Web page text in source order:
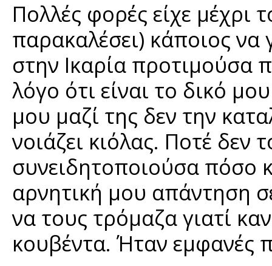
Πολλές φορές είχε μέχρι
παρακαλέσει) κάποιος να
στην Ικαρία προτιμούσα
λόγο ότι είναι το δικό
μου μαζί της δεν την
νοιάζει κιόλας. Ποτέ δεν
συνειδητοποιούσα πόσο
αρνητική μου απάντηση
να τους τρόμαζα γιατί
κουβέντα. Ήταν εμφανές